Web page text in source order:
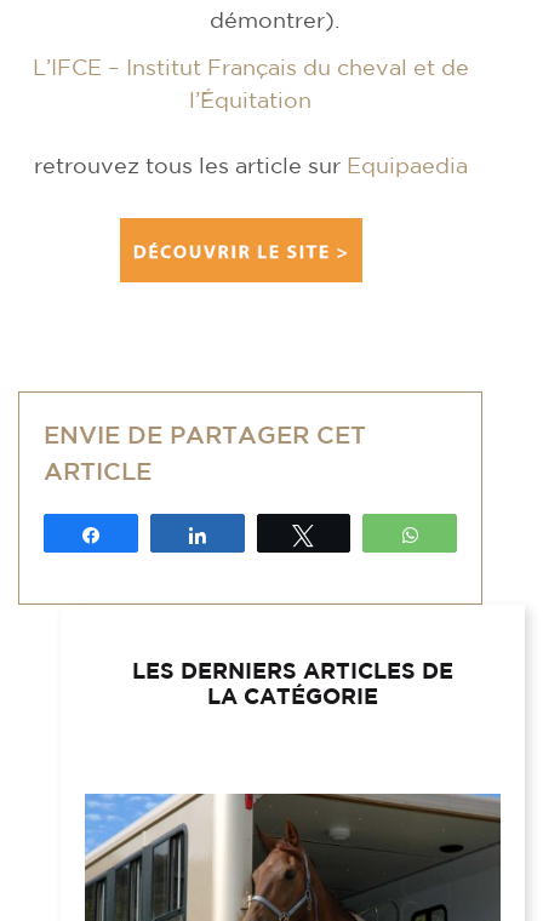
démontrer).
L’IFCE – Institut Français du cheval et de
l’Équitation
retrouvez tous les article surEquipaedia
ENVIE DE PARTAGER CET
ARTICLE
LES DERNIERS ARTICLES DE
LA CATÉGORIE